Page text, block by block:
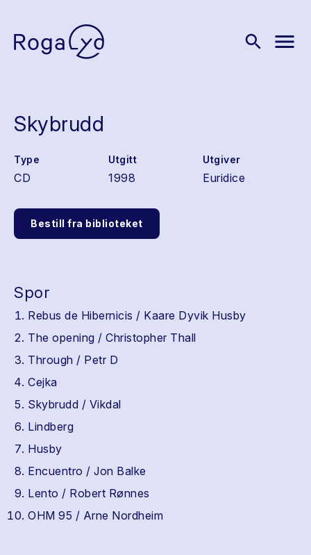
search menu
Skybrudd
Type
CD
Utgitt
1998
Utgiver
Euridice
Bestill fra biblioteket
Spor
Rebus de Hibernicis / Kaare Dyvik Husby
The opening / Christopher Thall
Through / Petr D
Cejka
Skybrudd / Vikdal
Lindberg
Husby
Encuentro / Jon Balke
Lento / Robert Rønnes
OHM 95 / Arne Nordheim